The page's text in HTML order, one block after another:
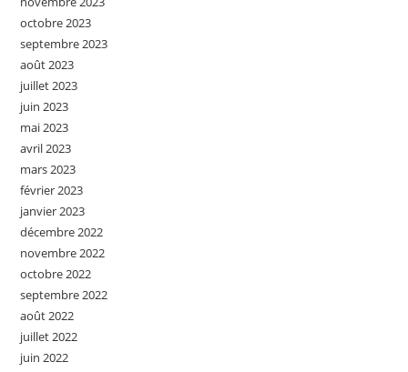
octobre 2023
septembre 2023
août 2023
juillet 2023
juin 2023
mai 2023
avril 2023
mars 2023
février 2023
janvier 2023
décembre 2022
novembre 2022
octobre 2022
septembre 2022
août 2022
juillet 2022
juin 2022